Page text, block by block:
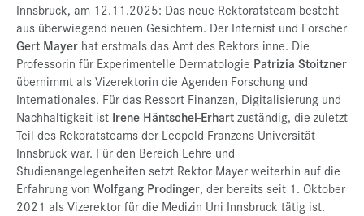
Innsbruck, am 12.11.2025: Das neue Rektoratsteam besteht
aus überwiegend neuen Gesichtern. Der Internist und Forscher
Gert Mayer hat erstmals das Amt des Rektors inne. Die
Professorin für Experimentelle Dermatologie Patrizia Stoitzner
übernimmt als Vizerektorin die Agenden Forschung und
Internationales. Für das Ressort Finanzen, Digitalisierung und
Nachhaltigkeit ist Irene Häntschel-Erhartzuständig, die zuletzt
Teil des Rekoratsteams der Leopold-Franzens-Universität
Innsbruck war. Für den Bereich Lehre und
Studienangelegenheiten setzt Rektor Mayer weiterhin auf die
Erfahrung von Wolfgang Prodinger, der bereits seit 1. Oktober
2021 als Vizerektor für die Medizin Uni Innsbruck tätig ist.